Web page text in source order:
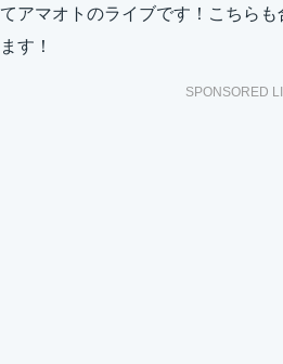
てアマオトのライブです！こちら
ます！
SPONSORED